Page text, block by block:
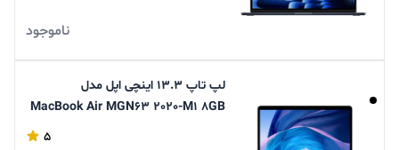
ناموجود
لپ تاپ 13.3 اینچی اپل مدل
MacBook Air MGN63 2020-M1 8GB
5